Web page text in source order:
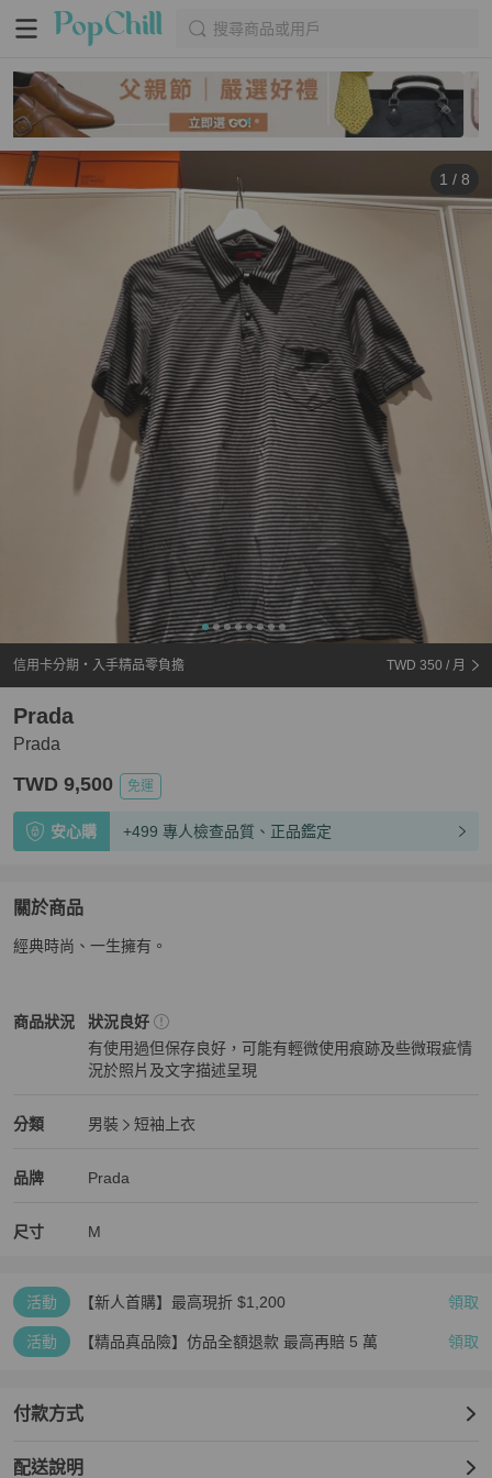
搜尋商品或用戶
1 / 8
信用卡分期・入手精品零負擔 TWD 350 / 月
Prada
Prada
TWD 9,500 免運
安心購 +499 專人檢查品質、正品鑑定
關於商品
關於Prada商品詳情與購買須知
經典時尚、一生擁有。
商品狀況
Prada男裝 商品狀態與細節
狀況良好
有使用過但保存良好，可能有輕微使用痕跡及些微瑕疵情
況於照片及文字描述呈現
分類
Prada 分類資訊
男裝
短袖上衣
品牌
Prada 男裝品牌介紹
Prada
Prada 推薦清單
尺寸 M
活動 【新人首購】最高現折 $1,200 領取
活動 【精品真品險】仿品全額退款 最高再賠 5 萬 領取
付款方式
配送說明